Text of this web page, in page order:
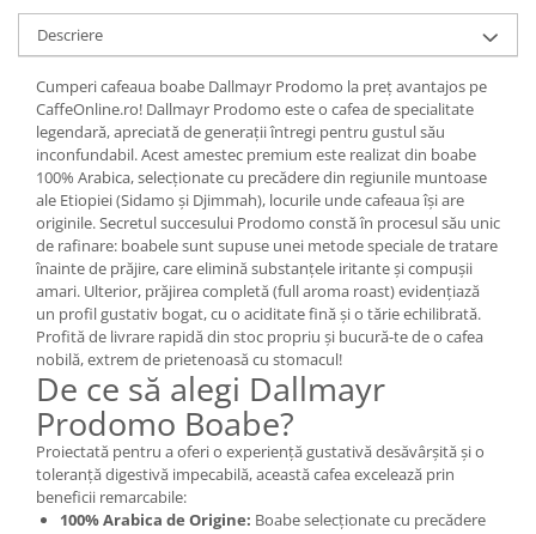
Descriere
Cumperi cafeaua boabe Dallmayr Prodomo la preț avantajos pe
CaffeOnline.ro! Dallmayr Prodomo este o cafea de specialitate
legendară, apreciată de generații întregi pentru gustul său
inconfundabil. Acest amestec premium este realizat din boabe
100% Arabica, selecționate cu precădere din regiunile muntoase
ale Etiopiei (Sidamo și Djimmah), locurile unde cafeaua își are
originile. Secretul succesului Prodomo constă în procesul său unic
de rafinare: boabele sunt supuse unei metode speciale de tratare
înainte de prăjire, care elimină substanțele iritante și compușii
amari. Ulterior, prăjirea completă (full aroma roast) evidențiază
un profil gustativ bogat, cu o aciditate fină și o tărie echilibrată.
Profită de livrare rapidă din stoc propriu și bucură-te de o cafea
nobilă, extrem de prietenoasă cu stomacul!
De ce să alegi Dallmayr
Prodomo Boabe?
Proiectată pentru a oferi o experiență gustativă desăvârșită și o
toleranță digestivă impecabilă, această cafea excelează prin
beneficii remarcabile:
100% Arabica de Origine: Boabe selecționate cu precădere